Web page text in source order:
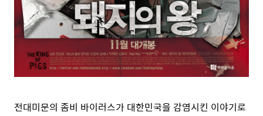
전대미문의 좀비 바이러스가 대한민국을 감염시킨 이야기로